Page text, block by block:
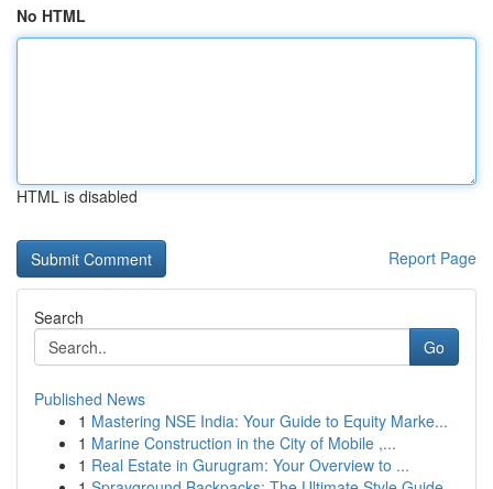
No HTML
HTML is disabled
Report Page
Search
Go
Published News
1 Mastering NSE India: Your Guide to Equity Marke...
1 Marine Construction in the City of Mobile ,...
1 Real Estate in Gurugram: Your Overview to ...